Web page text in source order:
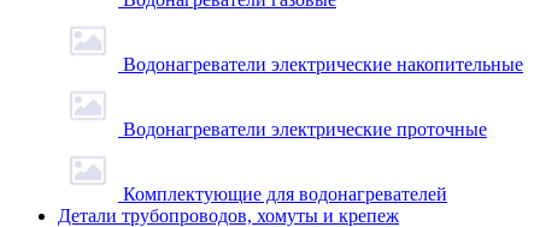
Водонагреватели электрические накопительные
Водонагреватели электрические проточные
Комплектующие для водонагревателей
Детали трубопроводов, хомуты и крепеж